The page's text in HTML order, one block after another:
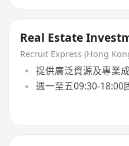
Real Estate
Recruit Express (Hong
提供廣泛資源及專業
週一至五09:30-18:00